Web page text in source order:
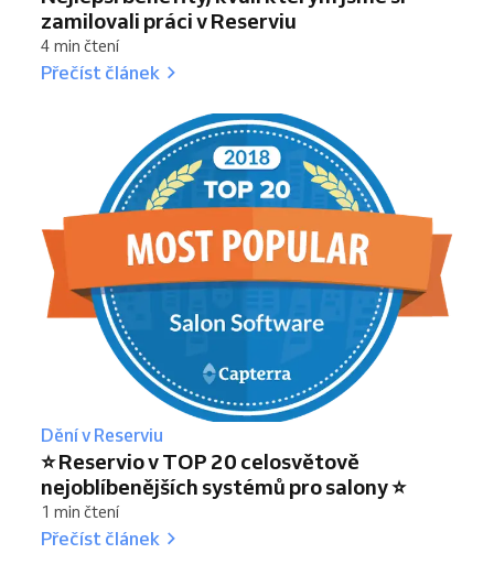
zamilovali práci v Reserviu
4 min čtení
Přečíst článek
Dění v Reserviu
⭐ Reservio v TOP 20 celosvětově
nejoblíbenějších systémů pro salony ⭐
1 min čtení
Přečíst článek